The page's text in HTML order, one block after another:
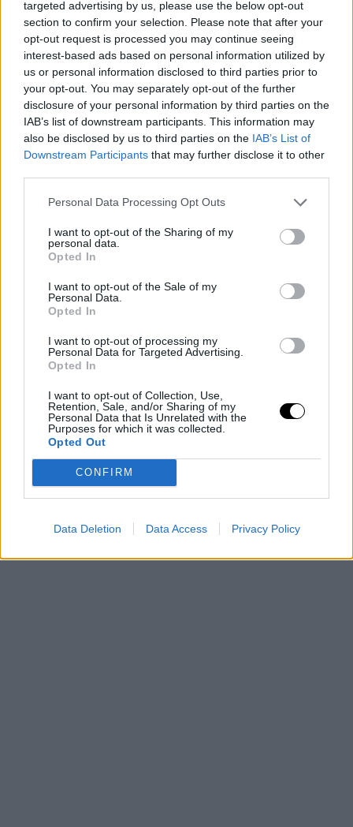
targeted advertising by us, please use the below opt-out
section to confirm your selection. Please note that after your
opt-out request is processed you may continue seeing
interest-based ads based on personal information utilized by
us or personal information disclosed to third parties prior to
your opt-out. You may separately opt-out of the further
disclosure of your personal information by third parties on the
IAB’s list of downstream participants. This information may
also be disclosed by us to third parties on the IAB’s List of
Downstream Participants that may further disclose it to other
Personal Data Processing Opt Outs
I want to opt-out of the Sharing of my
personal data.
Opted In
I want to opt-out of the Sale of my
Personal Data.
Opted In
I want to opt-out of processing my
Personal Data for Targeted Advertising.
Opted In
I want to opt-out of Collection, Use,
Retention, Sale, and/or Sharing of my
Personal Data that Is Unrelated with the
Purposes for which it was collected.
Opted Out
CONFIRM
Data Deletion Data Access Privacy Policy
durante el post-partido fue "suavidad". El equipo pecó
de jugar sin agresividad ninguna, y fue lo que les
sentenció.
El conjunto de Houston acabó con menos de un 40% en
tiros de campo y con 19 pérdidas de balón. Además,
concedieron una ventaja de 49-41 para los californianos
K.O. a los jugadores visitantes.
El líder de los Rockets, James Harden, también hablaba
para la prensa sobre el encuentro, dándole la razón a su
técnico. "No fuimos tan agresivos como
necesitábamos. Empezamos el partido bastante
sólidos, y luego les dejamos ganar confianza para
terminar el primer cuarto. En defensa no nos sintieron, y
Su compañero de equipo, Chris Paul, lo dejaba claro.
"Tenemos que ser mejores".